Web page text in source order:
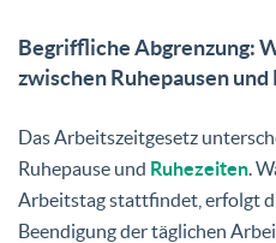
Begriffliche Abgrenzung:
zwischen Ruhepausen
Das Arbeitszeitgesetz
Ruhepause und Ruhezeiten.
Arbeitstag stattfindet, erfolgt
Beendigung der täglichen